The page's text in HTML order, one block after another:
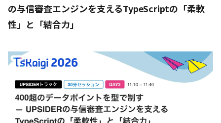
の与信審査エンジンを支えるTypeScriptの「柔軟
性」と「結合力」